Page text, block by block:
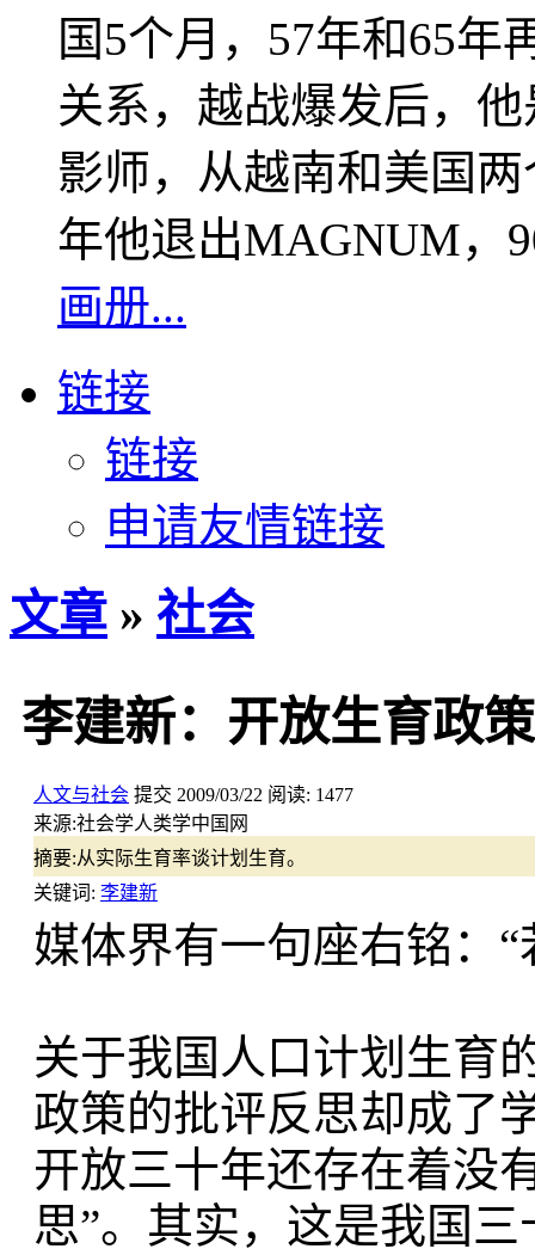
国5个月，57年和65年
关系，越战爆发后，
影师，从越南和美国
年他退出MAGNUM，
画册...
链接
链接
申请友情链接
文章 » 社会
李建新：开放生育政
人文与社会 提交 2009/03/22 阅读: 1477
来源:社会学人类学中国网
摘要:从实际生育率谈计划生育。
关键词: 李建新
媒体界有一句座右铭：
关于我国人口计划生育
政策的批评反思却成了
开放三十年还存在着没
思”。其实，这是我国